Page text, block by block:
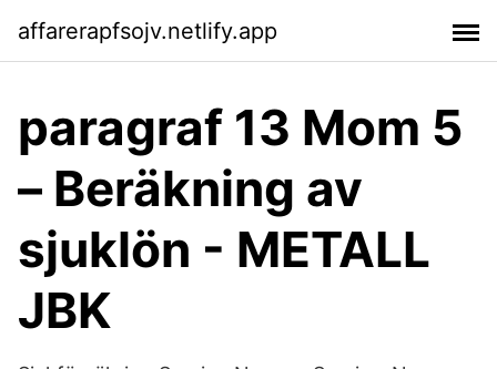
affarerapfsojv.netlify.app
paragraf 13 Mom 5
– Beräkning av
sjuklön - METALL
JBK